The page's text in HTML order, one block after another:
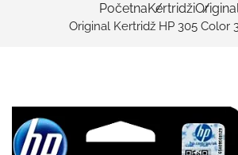
PočetnaKertridži
Original Kertridž HP 305 Color